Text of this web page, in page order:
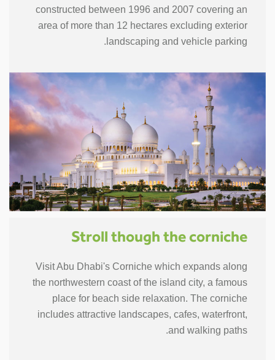
constructed between 1996 and 2007 covering an
area of more than 12 hectares excluding exterior
landscaping and vehicle parking.
Stroll though the corniche
Visit Abu Dhabi's Corniche which expands along
the northwestern coast of the island city, a famous
place for beach side relaxation. The corniche
includes attractive landscapes, cafes, waterfront,
and walking paths.